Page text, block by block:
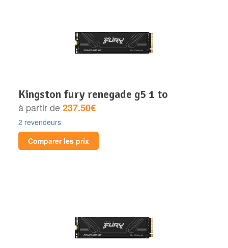
kingston fury renegade g5 1 to
à partir de237.50€
2 revendeurs
Comparer les prix